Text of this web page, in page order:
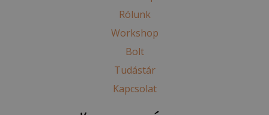
Rólunk
Workshop
Bolt
Tudástár
Kapcsolat